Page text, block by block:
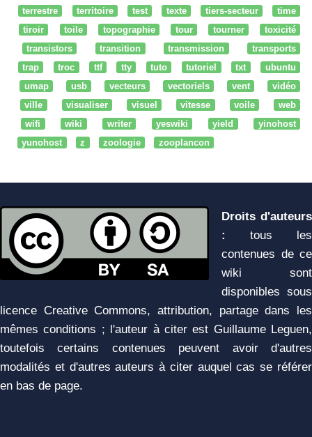
terrestre
territoire test texte tiers-secteur
time
tiroir
toile topographie tour tourner
toxicité
transistors
transition transmission
transports
trap
troc ttf tty tuto tutoriel txt
ubuntu
umap
usb vecteurs vectoriels vent
vidéo
ville
visualiser visuel vitesse voile
web
wifi
wiki writer yeswiki yield
yinohost
yunohost
z zoologie zooplancon
Droits d'auteurs
:
tous les
contenues de ce
wiki sont
disponibles sous
licence Creative Commons, attribution, partage dans les
mêmes conditions ; l'auteur à citer est Guillaume Leguen,
toutefois certains contenues peuvent avoir d'autres
modalités et d'autres auteurs à citer auquel cas se référer
en bas de page.